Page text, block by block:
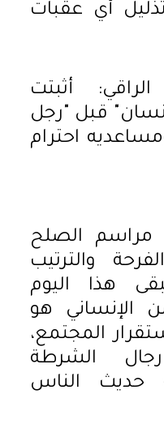
أي عقبات
أثبتت
قبل "رجل
احترام
مراسم الصلح
والترتيب
هذا اليوم
الإنساني هو
المجتمع،
الشرطة
حديث الناس